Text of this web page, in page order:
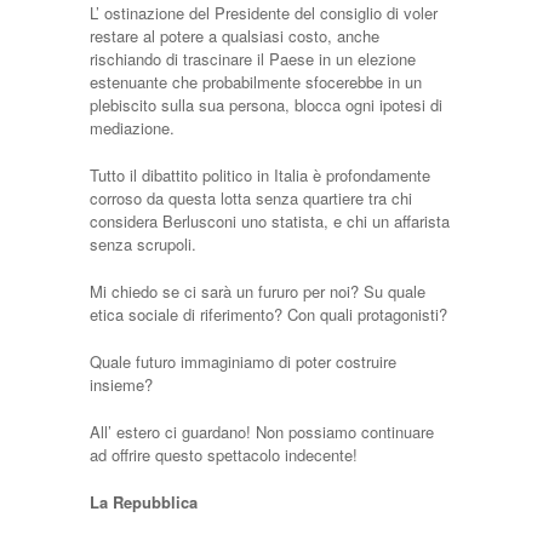
L’ ostinazione del Presidente del consiglio di voler
restare al potere a qualsiasi costo, anche
rischiando di trascinare il Paese in un elezione
estenuante che probabilmente sfocerebbe in un
plebiscito sulla sua persona, blocca ogni ipotesi di
mediazione.
Tutto il dibattito politico in Italia è profondamente
corroso da questa lotta senza quartiere tra chi
considera Berlusconi uno statista, e chi un affarista
senza scrupoli.
Mi chiedo se ci sarà un fururo per noi? Su quale
etica sociale di riferimento? Con quali protagonisti?
Quale futuro immaginiamo di poter costruire
insieme?
All’ estero ci guardano! Non possiamo continuare
ad offrire questo spettacolo indecente!
La Repubblica